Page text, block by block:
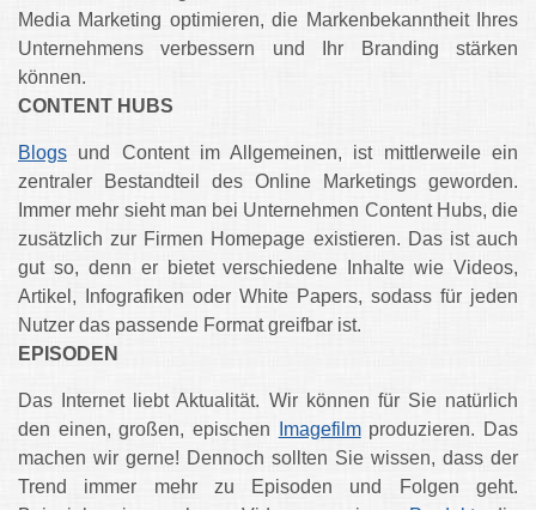
Media Marketing optimieren, die Markenbekanntheit Ihres
Unternehmens verbessern und Ihr Branding stärken
können.
CONTENT HUBS
Blogs und Content im Allgemeinen, ist mittlerweile ein
zentraler Bestandteil des Online Marketings geworden.
Immer mehr sieht man bei Unternehmen Content Hubs, die
zusätzlich zur Firmen Homepage existieren. Das ist auch
gut so, denn er bietet verschiedene Inhalte wie Videos,
Artikel, Infografiken oder White Papers, sodass für jeden
Nutzer das passende Format greifbar ist.
EPISODEN
Das Internet liebt Aktualität. Wir können für Sie natürlich
den einen, großen, epischen
Imagefilmproduzieren. Das
machen wir gerne! Dennoch sollten Sie wissen, dass der
Trend immer mehr zu Episoden und Folgen geht.